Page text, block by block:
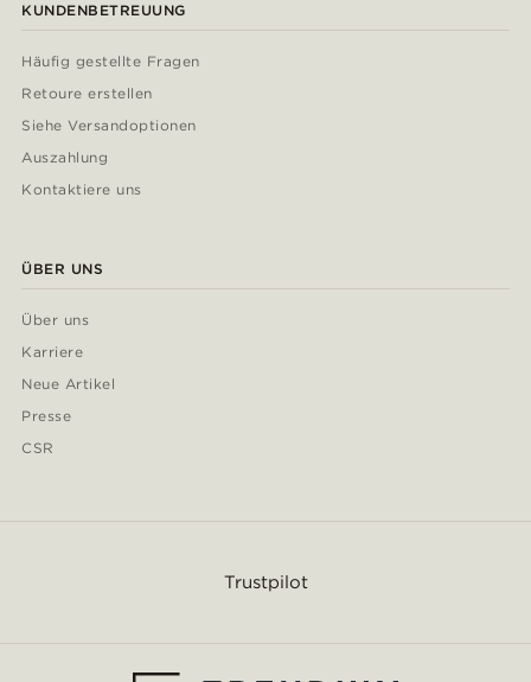
KUNDENBETREUUNG
Häufig gestellte Fragen
Retoure erstellen
Siehe Versandoptionen
Auszahlung
Kontaktiere uns
ÜBER UNS
Über uns
Karriere
Neue Artikel
Presse
CSR
Trustpilot